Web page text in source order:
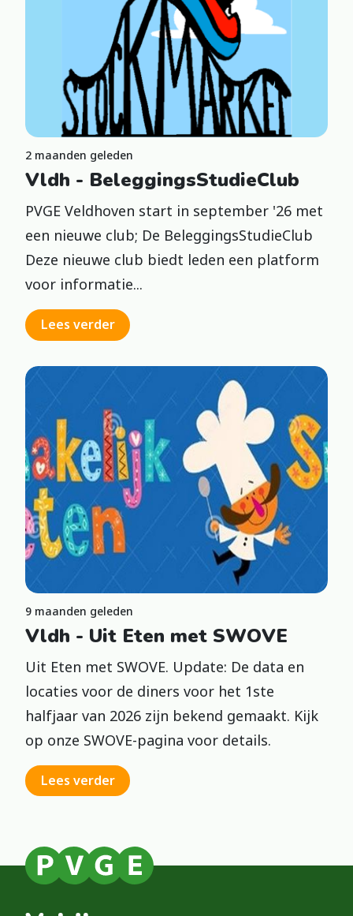
2 maanden geleden
Vldh - BeleggingsStudieClub
PVGE Veldhoven start in september '26 met
een nieuwe club; De BeleggingsStudieClub
Deze nieuwe club biedt leden een platform
voor informatie...
Lees verder
9 maanden geleden
Vldh - Uit Eten met SWOVE
Uit Eten met SWOVE. Update: De data en
locaties voor de diners voor het 1ste
halfjaar van 2026 zijn bekend gemaakt. Kijk
op onze SWOVE-pagina voor details.
Lees verder